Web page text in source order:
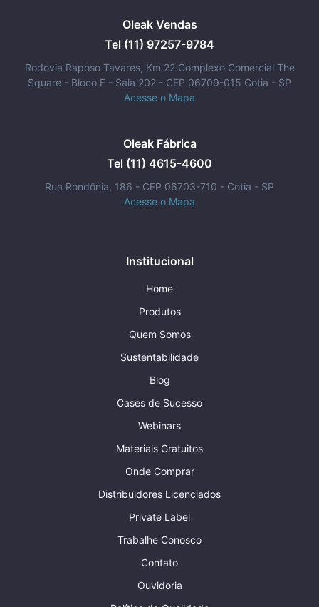
Oleak Vendas
Tel (11) 97257-9784
Rodovia Raposo Tavares, Km 22 Complexo Comercial The
Square - Bloco F - Sala 202 - CEP 06709-015 Cotia - SP
Acesse o Mapa
Oleak Fábrica
Tel (11) 4615-4600
Rua Rondônia, 186 - CEP 06703-710 - Cotia - SP
Acesse o Mapa
Institucional
Home
Produtos
Quem Somos
Sustentabilidade
Blog
Cases de Sucesso
Webinars
Materiais Gratuitos
Onde Comprar
Distribuidores Licenciados
Private Label
Trabalhe Conosco
Contato
Ouvidoria